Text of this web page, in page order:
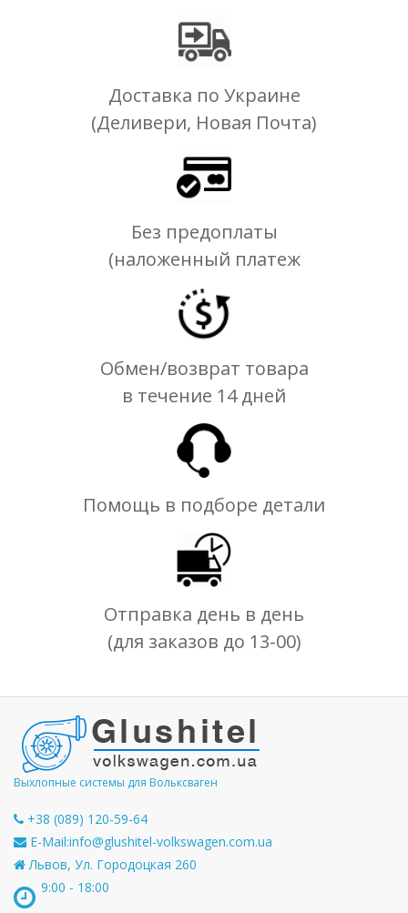
Доставка по Украине
(Деливери, Новая Почта)
Без предоплаты
(наложенный платеж
Обмен/возврат товара
в течение 14 дней
Помощь в подборе детали
Отправка день в день
(для заказов до 13-00)
Выхлопные системы для Вольксваген
+38 (089) 120-59-64
E-Mail:info@glushitel-volkswagen.com.ua
Львов, Ул. Городоцкая 260
9:00 - 18:00